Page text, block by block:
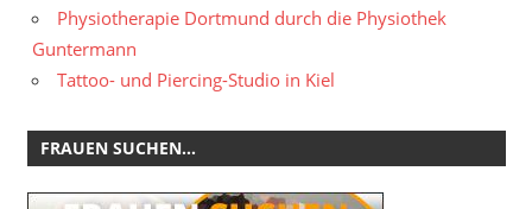
Physiotherapie Dortmund durch die Physiothek
Guntermann
Tattoo- und Piercing-Studio in Kiel
FRAUEN SUCHEN…